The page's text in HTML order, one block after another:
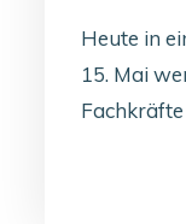
Heute in
15. Mai